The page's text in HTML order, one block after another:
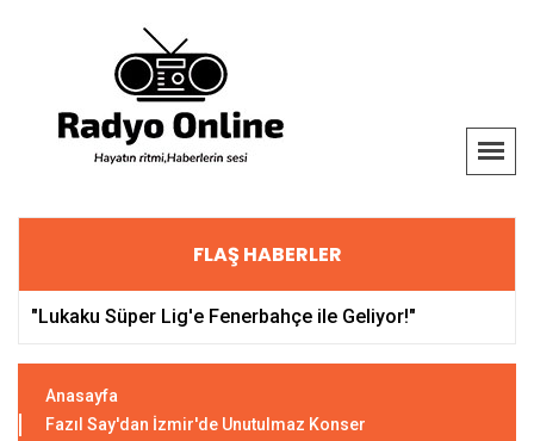
FLAŞ HABERLER
Yaşlı Çifte Kocaeli Zabıtası'ndan Destek!
Anasayfa
Fazıl Say'dan İzmir'de Unutulmaz Konser